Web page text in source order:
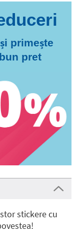
primește
pret
stickere cu